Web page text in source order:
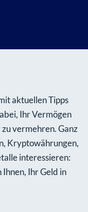
aktuellen Tipps
Ihr Vermögen
vermehren. Ganz
Kryptowährungen,
interessieren:
Ihr Geld in